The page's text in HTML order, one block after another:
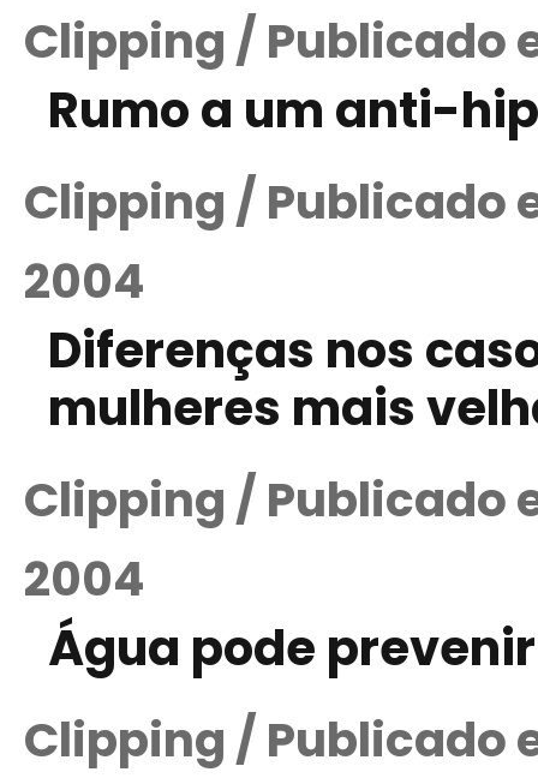
Clipping / Publicado
Rumo a um anti-
Clipping / Publicado
2004
Diferenças nos
mulheres mais
Clipping / Publicado
2004
Água pode
Clipping / Publicado